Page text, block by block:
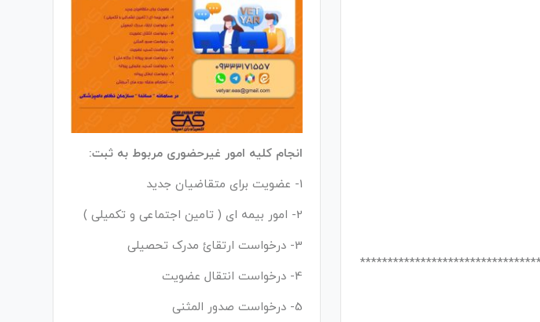
انجام کلیه امور غیرحضوری مربوط به ثبت:
1- عضویت برای متقاضیان جدید
2- امور بیمه ای ( تامین اجتماعی و تکمیلی )
3- درخواست ارتقائ مدرک تحصیلی
4- درخواست انتقال عضویت
5- درخواست صدور المثنی